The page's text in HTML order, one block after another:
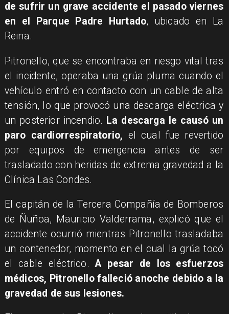
de sufrir un grave accidente el pasado viernes
en el Parque Padre Hurtado, ubicado en La
Reina.
Pitronello, que se encontraba en riesgo vital tras
el incidente, operaba una grúa pluma cuando el
vehículo entró en contacto con un cable de alta
tensión, lo que provocó una descarga eléctrica y
un posterior incendio. La descarga le causó un
paro cardiorrespiratorio, el cual fue revertido
por equipos de emergencia antes de ser
trasladado con heridas de extrema gravedad a la
Clínica Las Condes.
El capitán de la Tercera Compañía de Bomberos
de Ñuñoa, Mauricio Valderrama, explicó que el
accidente ocurrió mientras Pitronello trasladaba
un contenedor, momento en el cual la grúa tocó
el cable eléctrico.A pesar de los esfuerzos
médicos, Pitronello falleció anoche debido a la
gravedad de sus lesiones.